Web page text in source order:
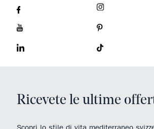
Ricevete le ultime